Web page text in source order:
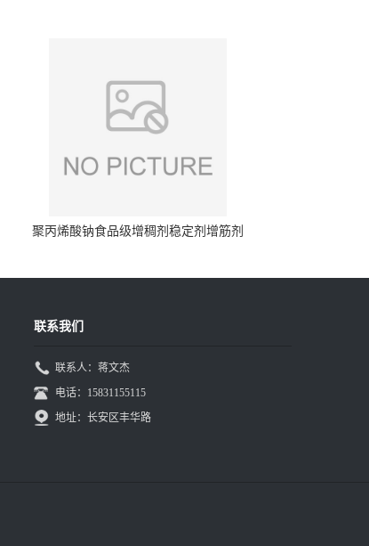
聚丙烯酸钠食品级增稠剂稳定剂增筋剂
联系我们
联系人：蒋文杰
电话：15831155115
地址：长安区丰华路